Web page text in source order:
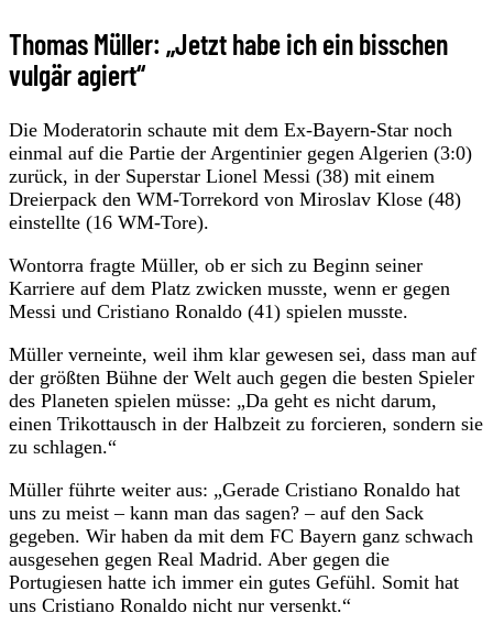
Thomas Müller: „Jetzt habe ich ein bisschen
vulgär agiert“
Die Moderatorin schaute mit dem Ex-Bayern-Star noch
einmal auf die Partie der Argentinier gegen Algerien (3:0)
zurück, in der Superstar Lionel Messi (38) mit einem
Dreierpack den WM-Torrekord von Miroslav Klose (48)
einstellte (16 WM-Tore).
Wontorra fragte Müller, ob er sich zu Beginn seiner
Karriere auf dem Platz zwicken musste, wenn er gegen
Messi und Cristiano Ronaldo (41) spielen musste.
Müller verneinte, weil ihm klar gewesen sei, dass man auf
der größten Bühne der Welt auch gegen die besten Spieler
des Planeten spielen müsse: „Da geht es nicht darum,
einen Trikottausch in der Halbzeit zu forcieren, sondern sie
zu schlagen.“
Müller führte weiter aus: „Gerade Cristiano Ronaldo hat
uns zu meist – kann man das sagen? – auf den Sack
gegeben. Wir haben da mit dem FC Bayern ganz schwach
ausgesehen gegen Real Madrid. Aber gegen die
Portugiesen hatte ich immer ein gutes Gefühl. Somit hat
uns Cristiano Ronaldo nicht nur versenkt.“